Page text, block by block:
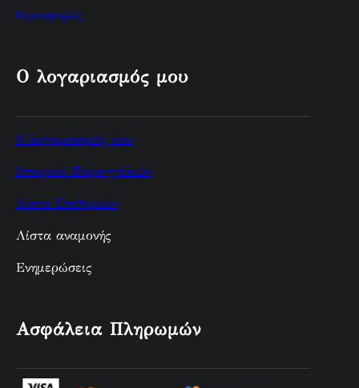
Προσφορές
Ο λογαριασμός μου
Ο λογαριασμός μου
Ιστορικό Παραγγελιών
Λίστα Επιθυμιών
Λίστα αναμονής
Ενημερώσεις
Ασφάλεια Πληρωμών